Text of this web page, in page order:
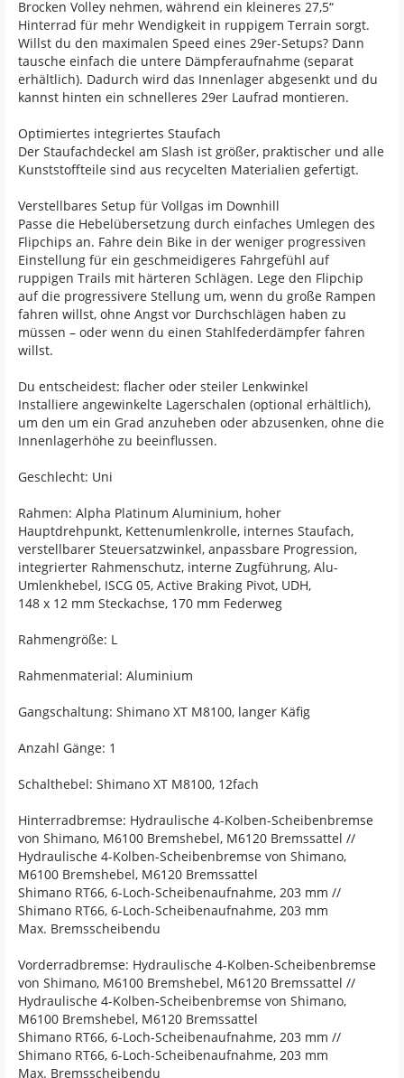
Brocken Volley nehmen, während ein kleineres 27,5“
Hinterrad für mehr Wendigkeit in ruppigem Terrain sorgt.
Willst du den maximalen Speed eines 29er-Setups? Dann
tausche einfach die untere Dämpferaufnahme (separat
erhältlich). Dadurch wird das Innenlager abgesenkt und du
kannst hinten ein schnelleres 29er Laufrad montieren.
Optimiertes integriertes Staufach
Der Staufachdeckel am Slash ist größer, praktischer und alle
Kunststoffteile sind aus recycelten Materialien gefertigt.
Verstellbares Setup für Vollgas im Downhill
Passe die Hebelübersetzung durch einfaches Umlegen des
Flipchips an. Fahre dein Bike in der weniger progressiven
Einstellung für ein geschmeidigeres Fahrgefühl auf
ruppigen Trails mit härteren Schlägen. Lege den Flipchip
auf die progressivere Stellung um, wenn du große Rampen
fahren willst, ohne Angst vor Durchschlägen haben zu
müssen – oder wenn du einen Stahlfederdämpfer fahren
willst.
Du entscheidest: flacher oder steiler Lenkwinkel
Installiere angewinkelte Lagerschalen (optional erhältlich),
um den um ein Grad anzuheben oder abzusenken, ohne die
Innenlagerhöhe zu beeinflussen.
Geschlecht: Uni
Rahmen: Alpha Platinum Aluminium, hoher
Hauptdrehpunkt, Kettenumlenkrolle, internes Staufach,
verstellbarer Steuersatzwinkel, anpassbare Progression,
integrierter Rahmenschutz, interne Zugführung, Alu-
Umlenkhebel, ISCG 05, Active Braking Pivot, UDH,
148 x 12 mm Steckachse, 170 mm Federweg
Rahmengröße: L
Rahmenmaterial: Aluminium
Gangschaltung: Shimano XT M8100, langer Käfig
Anzahl Gänge: 1
Schalthebel: Shimano XT M8100, 12fach
Hinterradbremse: Hydraulische 4-Kolben-Scheibenbremse
von Shimano, M6100 Bremshebel, M6120 Bremssattel //
Hydraulische 4-Kolben-Scheibenbremse von Shimano,
M6100 Bremshebel, M6120 Bremssattel
Shimano RT66, 6-Loch-Scheibenaufnahme, 203 mm //
Shimano RT66, 6-Loch-Scheibenaufnahme, 203 mm
Max. Bremsscheibendu
Vorderradbremse: Hydraulische 4-Kolben-Scheibenbremse
von Shimano, M6100 Bremshebel, M6120 Bremssattel //
Hydraulische 4-Kolben-Scheibenbremse von Shimano,
M6100 Bremshebel, M6120 Bremssattel
Shimano RT66, 6-Loch-Scheibenaufnahme, 203 mm //
Shimano RT66, 6-Loch-Scheibenaufnahme, 203 mm
Max. Bremsscheibendu